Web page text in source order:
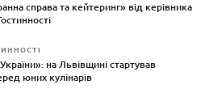
справа та кейтеринг» від керівника
на Львівщині стартував
юних кулінарів